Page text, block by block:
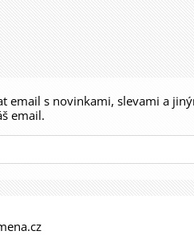
email s novinkami, slevami a
email.